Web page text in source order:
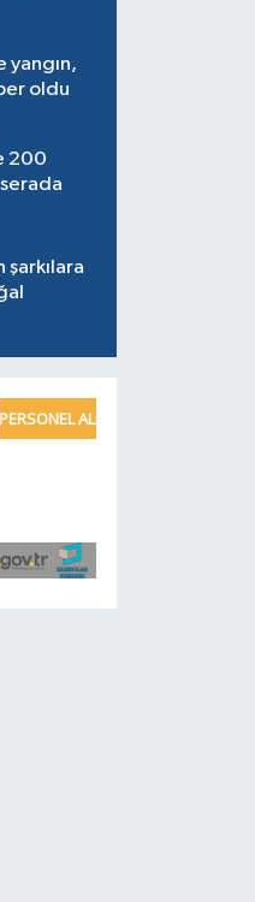
yangın,
oldu
200
şarkılara